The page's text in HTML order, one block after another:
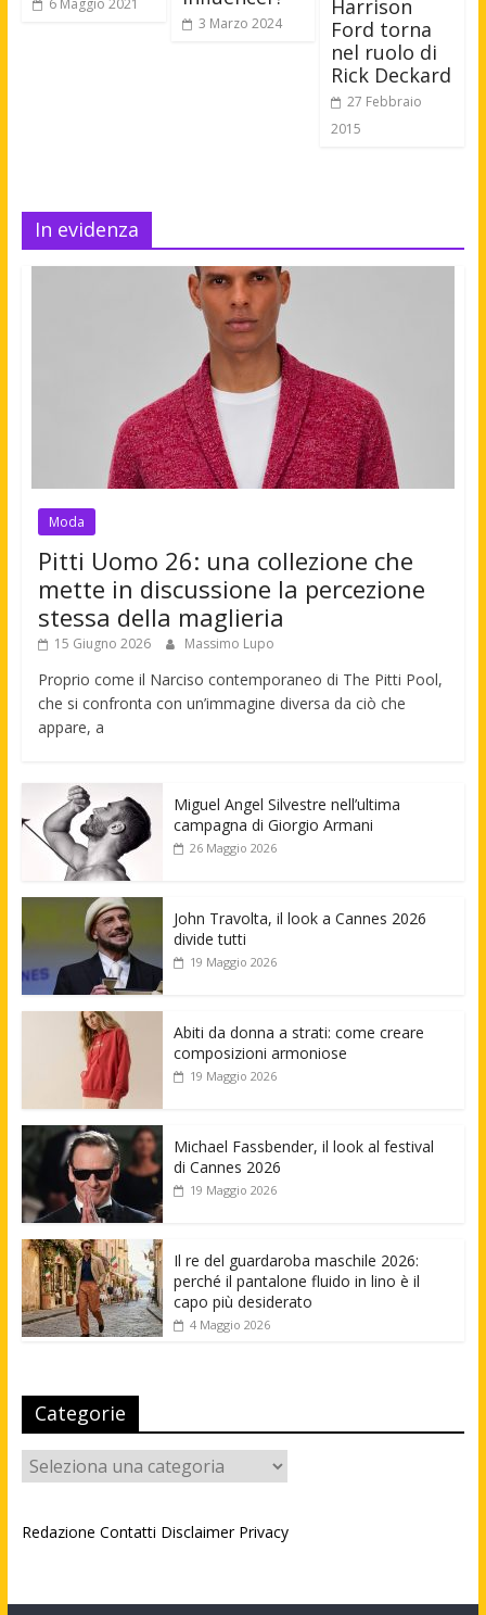
6 Maggio 2021
3 Marzo 2024
Harrison
Ford torna
nel ruolo di
Rick Deckard
27 Febbraio
2015
In evidenza
Moda
Pitti Uomo 26: una collezione che
mette in discussione la percezione
stessa della maglieria
15 Giugno 2026 Massimo Lupo
Proprio come il Narciso contemporaneo di The Pitti Pool,
che si confronta con un’immagine diversa da ciò che
appare, a
Miguel Angel Silvestre nell’ultima
campagna di Giorgio Armani
26 Maggio 2026
John Travolta, il look a Cannes 2026
divide tutti
19 Maggio 2026
Abiti da donna a strati: come creare
composizioni armoniose
19 Maggio 2026
Michael Fassbender, il look al festival
di Cannes 2026
19 Maggio 2026
Il re del guardaroba maschile 2026:
perché il pantalone fluido in lino è il
capo più desiderato
4 Maggio 2026
Categorie
Categorie
Redazione Contatti Disclaimer Privacy